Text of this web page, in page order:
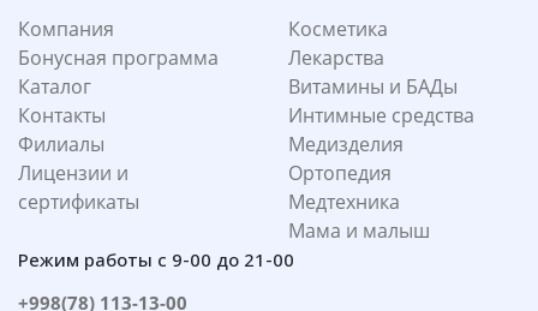
Компания
Бонусная программа
Каталог
Контакты
Филиалы
Лицензии и
сертификаты
Косметика
Лекарства
Витамины и БАДы
Интимные средства
Медизделия
Ортопедия
Медтехника
Мама и малыш
Режим работы с 9-00 до 21-00
+998(78) 113-13-00